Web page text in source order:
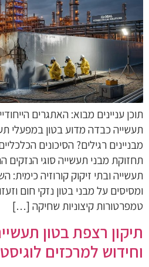
תוכן עניינים מבוא: האתגרים
תעשייה כבדה מדוע בטון במפעלי
מבניינים רגילים? הסיכונים
תחזוקת מבני תעשייה סוגי הנזקים
תעשייה ובתי זיקוק קורוזיה
ומסיסים על מבני בטון נזקי חום
טמפרטורות קיצוניות שחיקה […]
תיקון רצפת בטון
וחידוש למרכזים